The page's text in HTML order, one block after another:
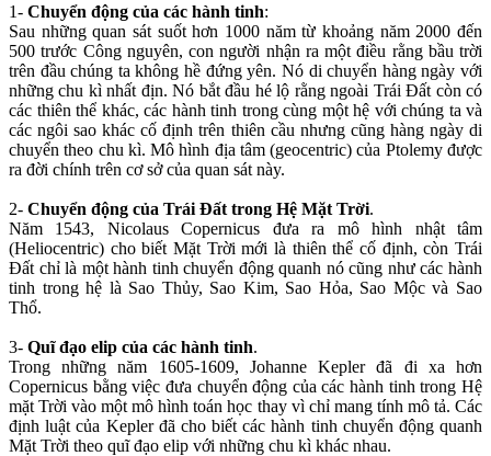
1- Chuyển động của các hành tinh:
Sau những quan sát suốt hơn 1000 năm từ khoảng năm 2000 đến
500 trước Công nguyên, con người nhận ra một điều rằng bầu trời
trên đầu chúng ta không hề đứng yên. Nó di chuyển hàng ngày với
những chu kì nhất địn. Nó bắt đầu hé lộ rằng ngoài Trái Đất còn có
các thiên thể khác, các hành tinh trong cùng một hệ với chúng ta và
các ngôi sao khác cố định trên thiên cầu nhưng cũng hàng ngày di
chuyển theo chu kì. Mô hình địa tâm (geocentric) của Ptolemy được
ra đời chính trên cơ sở của quan sát này.
2- Chuyển động của Trái Đất trong Hệ Mặt Trời.
Năm 1543, Nicolaus Copernicus đưa ra mô hình nhật tâm
(Heliocentric) cho biết Mặt Trời mới là thiên thể cố định, còn Trái
Đất chỉ là một hành tinh chuyển động quanh nó cũng như các hành
tinh trong hệ là Sao Thủy, Sao Kim, Sao Hỏa, Sao Mộc và Sao
Thổ.
3- Quĩ đạo elip của các hành tinh.
Trong những năm 1605-1609, Johanne Kepler đã đi xa hơn
Copernicus bằng việc đưa chuyển động của các hành tinh trong Hệ
mặt Trời vào một mô hình toán học thay vì chỉ mang tính mô tả. Các
định luật của Kepler đã cho biết các hành tinh chuyển động quanh
Mặt Trời theo quĩ đạo elip với những chu kì khác nhau.